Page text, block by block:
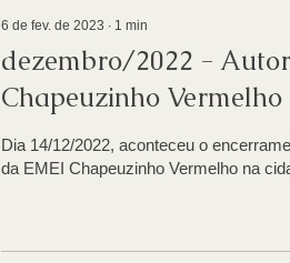
6 de fev. de 2023 ∙ 1 min
dezembro/2022 -
Chapeuzinho
Dia 14/12/2022, aconteceu o
da EMEI Chapeuzinho Vermelho na